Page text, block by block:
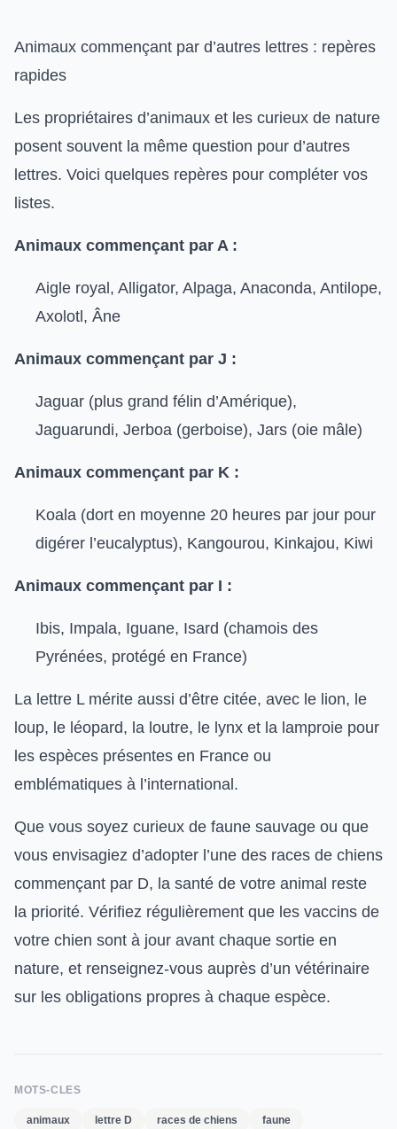
Animaux commençant par d’autres lettres : repères
rapides
Les propriétaires d’animaux et les curieux de nature
posent souvent la même question pour d’autres
lettres. Voici quelques repères pour compléter vos
listes.
Animaux commençant par A :
Aigle royal, Alligator, Alpaga, Anaconda, Antilope,
Axolotl, Âne
Animaux commençant par J :
Jaguar (plus grand félin d’Amérique),
Jaguarundi, Jerboa (gerboise), Jars (oie mâle)
Animaux commençant par K :
Koala (dort en moyenne 20 heures par jour pour
digérer l’eucalyptus), Kangourou, Kinkajou, Kiwi
Animaux commençant par I :
Ibis, Impala, Iguane, Isard (chamois des
Pyrénées, protégé en France)
La lettre L mérite aussi d’être citée, avec le lion, le
loup, le léopard, la loutre, le lynx et la lamproie pour
les espèces présentes en France ou
emblématiques à l’international.
Que vous soyez curieux de faune sauvage ou que
vous envisagiez d’adopter l’une des races de chiens
commençant par D, la santé de votre animal reste
la priorité. Vérifiez régulièrement que les vaccins de
votre chien sont à jour avant chaque sortie en
nature, et renseignez-vous auprès d’un vétérinaire
sur les obligations propres à chaque espèce.
MOTS-CLES
animaux lettre D races de chiens
faune